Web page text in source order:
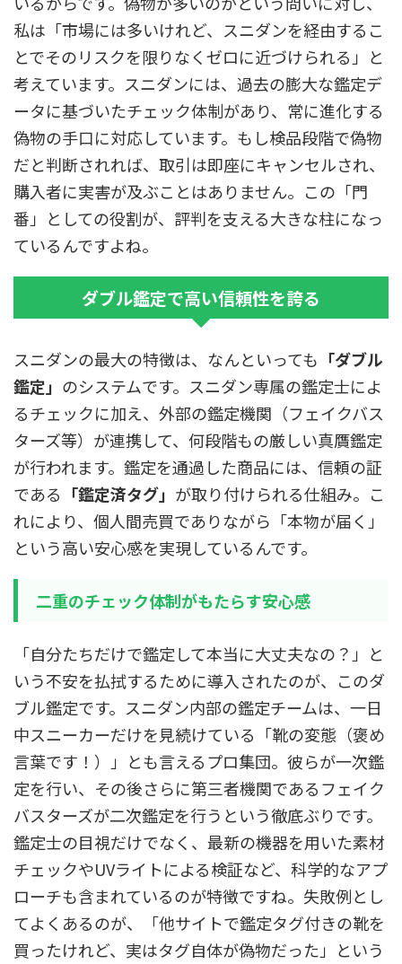
私は「市場には多いけれど、スニダンを経由するこ
とでそのリスクを限りなくゼロに近づけられる」と
考えています。スニダンには、過去の膨大な鑑定デ
ータに基づいたチェック体制があり、常に進化する
偽物の手口に対応しています。もし検品段階で偽物
だと判断されれば、取引は即座にキャンセルされ、
購入者に実害が及ぶことはありません。この「門
番」としての役割が、評判を支える大きな柱になっ
ているんですよね。
ダブル鑑定で高い信頼性を誇る
スニダンの最大の特徴は、なんといっても 「ダブル
鑑定」 のシステムです。スニダン専属の鑑定士によ
るチェックに加え、外部の鑑定機関（フェイクバス
ターズ等）が連携して、何段階もの厳しい真贋鑑定
が行われます。鑑定を通過した商品には、信頼の証
である 「鑑定済タグ」 が取り付けられる仕組み。こ
れにより、個人間売買でありながら「本物が届く」
という高い安心感を実現しているんです。
二重のチェック体制がもたらす安心感
「自分たちだけで鑑定して本当に大丈夫なの？」と
いう不安を払拭するために導入されたのが、このダ
ブル鑑定です。スニダン内部の鑑定チームは、一日
中スニーカーだけを見続けている「靴の変態（褒め
言葉です！）」とも言えるプロ集団。彼らが一次鑑
定を行い、その後さらに第三者機関であるフェイク
バスターズが二次鑑定を行うという徹底ぶりです。
鑑定士の目視だけでなく、最新の機器を用いた素材
チェックやUVライトによる検証など、科学的なアプ
ローチも含まれているのが特徴ですね。失敗例とし
てよくあるのが、「他サイトで鑑定タグ付きの靴を
買ったけれど、実はタグ自体が偽物だった」という